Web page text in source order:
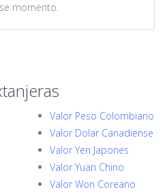
momento.
Valor Peso Colombiano
Valor Dolar Canadiense
Valor Yen Japones
Valor Yuan Chino
Valor Won Coreano